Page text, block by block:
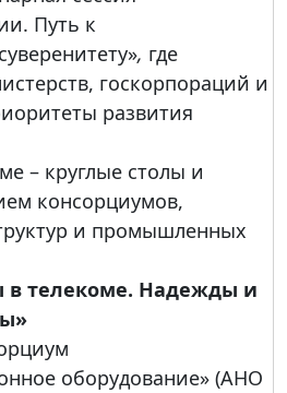
Путь к
, где
госкорпораций и
развития
– круглые столы и
консорциумов,
и промышленных
в телекоме. Надежды и
оборудование» (АНО